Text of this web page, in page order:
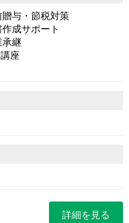
贈与・節税対策
成サポート
承継
座
詳細を見る